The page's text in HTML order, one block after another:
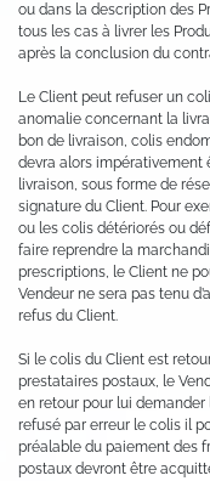
ou dans la description des
tous les cas à livrer les
après la conclusion du
Le Client peut refuser un
anomalie concernant la
bon de livraison, colis
devra alors impérativement
livraison, sous forme de
signature du Client. Pour
ou les colis détériorés ou
faire reprendre la
prescriptions, le Client ne
Vendeur ne sera pas tenu
refus du Client.
Si le colis du Client est
prestataires postaux, le
en retour pour lui demander
refusé par erreur le colis il
préalable du paiement des
postaux devront être